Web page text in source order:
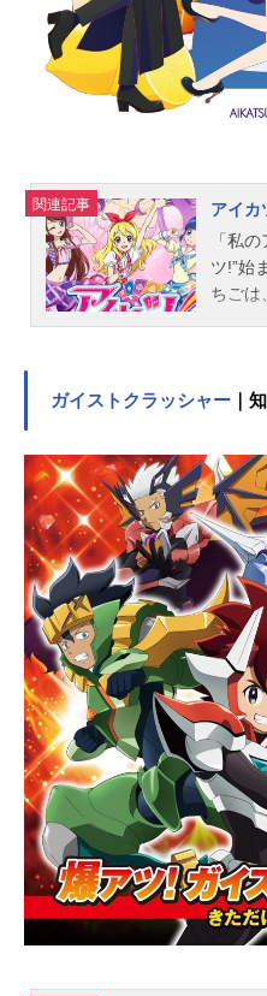
関連記事
アイカ
「私
ツ!”始
ちごは
で、い
バル
の心得
カツカ
ション
アイ
イド
アイカ
ュール
年9月
全50話
みれ霧
蘭：大
もよ藤
くら：
村ゆう
んご：
麻沙美
別府：
イズ制
ガイストクラッシャー ｜